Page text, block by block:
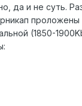
да и не суть.
(1850-